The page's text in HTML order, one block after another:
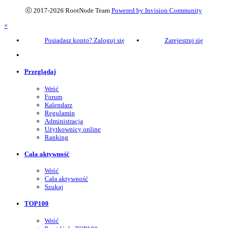
ⓒ 2017-2026 RootNode Team Powered by Invision Community
×
Posiadasz konto? Zaloguj się
Zarejestruj się
Przeglądaj
Wróć
Forum
Kalendarz
Regulamin
Administracja
Użytkownicy online
Ranking
Cała aktywność
Wróć
Cała aktywność
Szukaj
TOP100
Wróć